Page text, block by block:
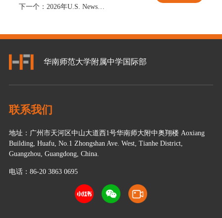
下一个： 2026年U.S. News美国综合性大学排名
华南师范大学附属中学国际部
联系我们
地址：广州市天河区中山大道西1号华南师大附中奥翔楼 Aoxiang
Building, Huafu, No.1 Zhongshan Ave. West, Tianhe District,
Guangzhou, Guangdong, China.
电话：86-20 3863 0695